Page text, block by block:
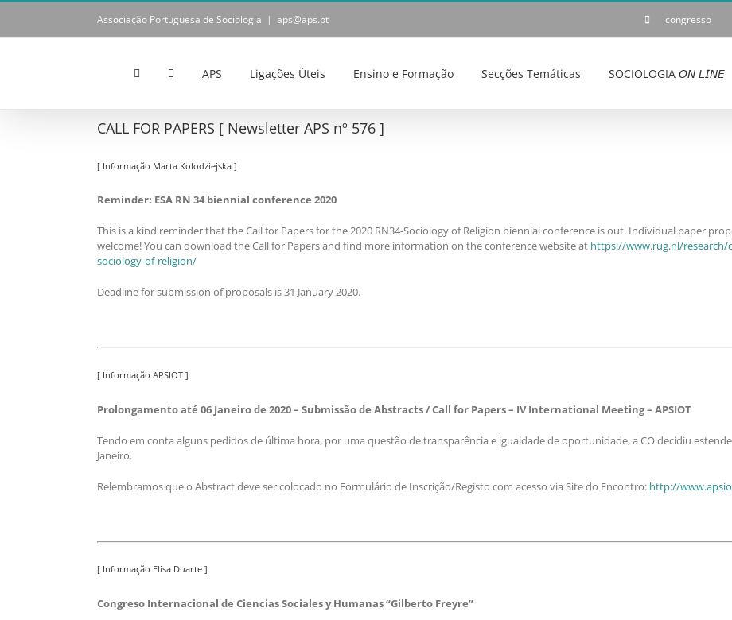
Skip
content
Associação Portuguesa de Sociologia | aps@aps.pt congresso
APS Ligações Úteis Ensino e Formação Secções Temáticas SOCIOLOGIA 𝘖𝘕 𝘓𝘐𝘕𝘌
CALL FOR PAPERS [ Newsletter APS nº 576 ]
[ Informação Marta Kolodziejska ]
Reminder: ESA RN 34 biennial conference 2020
This is a kind reminder that the Call for Papers for the 2020 RN34-Sociology of Religion biennial conference is out. Individual paper
welcome! You can download the Call for Papers and find more information on the conference website at https://www.rug.nl/research/
sociology-of-religion/
Deadline for submission of proposals is 31 January 2020.
[ Informação APSIOT ]
Prolongamento até 06 Janeiro de 2020 – Submissão de Abstracts / Call for Papers – IV International Meeting – APSIOT
Tendo em conta alguns pedidos de última hora, por uma questão de transparência e igualdade de oportunidade, a CO decidiu
Janeiro.
Relembramos que o Abstract deve ser colocado no Formulário de Inscrição/Registo com acesso via Site do Encontro: http://
[ Informação Elisa Duarte ]
Congreso Internacional de Ciencias Sociales y Humanas “Gilberto Freyre”